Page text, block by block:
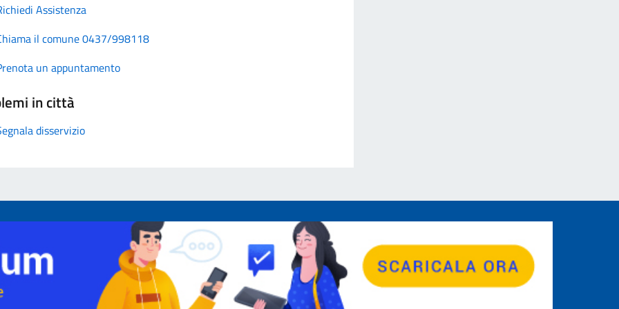
Assistenza
il comune 0437/998118
un appuntamento
in città
disservizio